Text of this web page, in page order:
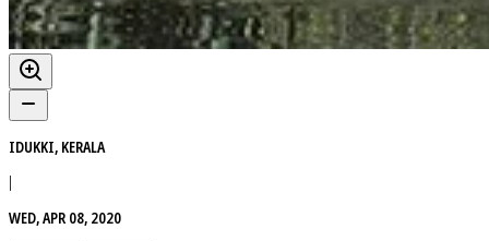
IDUKKI, KERALA
|
WED, APR 08, 2020